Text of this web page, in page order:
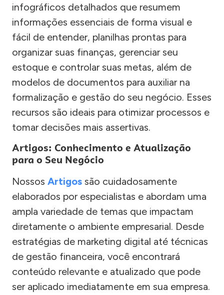
infográficos detalhados que resumem
informações essenciais de forma visual e
fácil de entender, planilhas prontas para
organizar suas finanças, gerenciar seu
estoque e controlar suas metas, além de
modelos de documentos para auxiliar na
formalização e gestão do seu negócio. Esses
recursos são ideais para otimizar processos e
tomar decisões mais assertivas.
Artigos: Conhecimento e Atualização
para o Seu Negócio
Nossos Artigos são cuidadosamente
elaborados por especialistas e abordam uma
ampla variedade de temas que impactam
diretamente o ambiente empresarial. Desde
estratégias de marketing digital até técnicas
de gestão financeira, você encontrará
conteúdo relevante e atualizado que pode
ser aplicado imediatamente em sua empresa.